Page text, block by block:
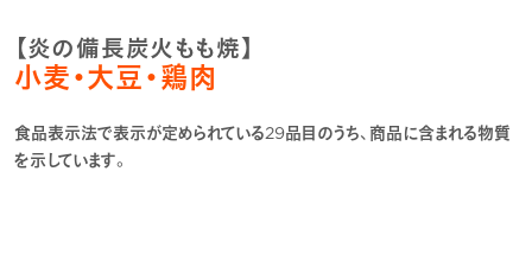
【炎の備長炭火もも焼】
小麦・大豆・鶏肉
食品表示法で表示が定められている29品目のうち、商品に含まれる物質
を示しています。